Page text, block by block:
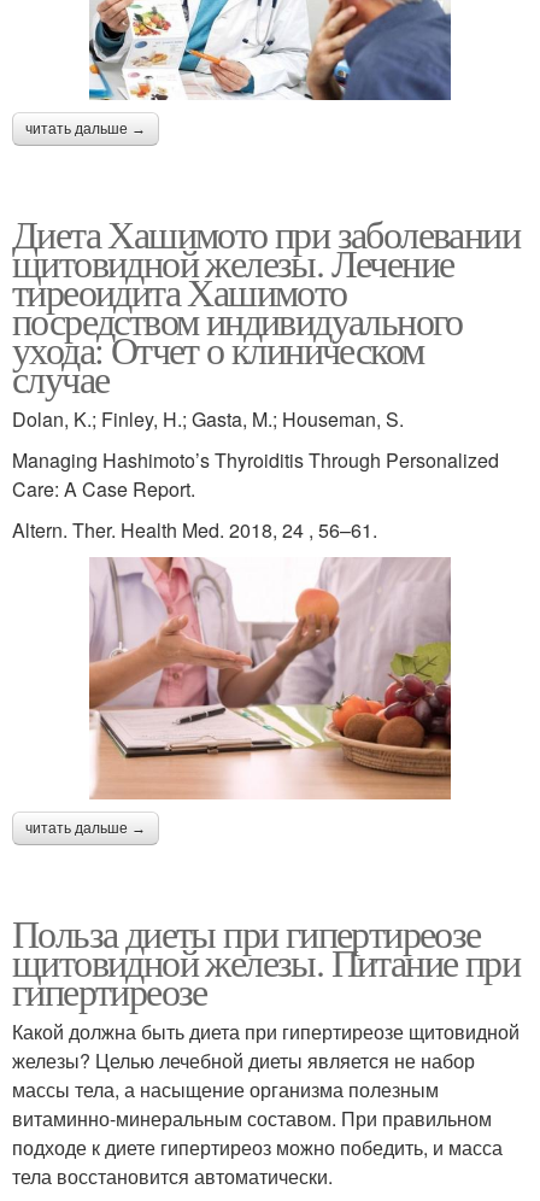
читать дальше →
Диета Хашимото при заболевании
щитовидной железы. Лечение
тиреоидита Хашимото
посредством индивидуального
ухода: Отчет о клиническом
случае
Dolan, K.; Finley, H.; Gasta, M.; Houseman, S.
Managing Hashimoto’s Thyroiditis Through Personalized
Care: A Case Report.
Altern. Ther. Health Med. 2018, 24 , 56–61.
читать дальше →
Польза диеты при гипертиреозе
щитовидной железы. Питание при
гипертиреозе
Какой должна быть диета при гипертиреозе щитовидной
железы? Целью лечебной диеты является не набор
массы тела, а насыщение организма полезным
витаминно-минеральным составом. При правильном
подходе к диете гипертиреоз можно победить, и масса
тела восстановится автоматически.